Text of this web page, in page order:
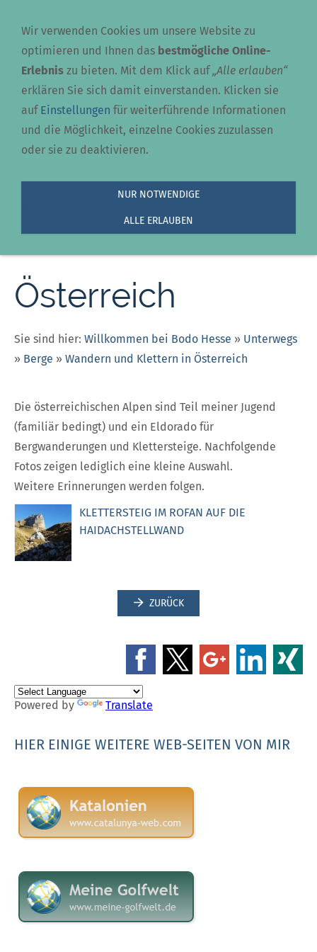
Wandern und
Klettern in
Österreich
Sie sind hier: Willkommen bei Bodo Hesse » Unterwegs
» Berge » Wandern und Klettern in Österreich
Die österreichischen Alpen sind Teil meiner Jugend
(familiär bedingt) und ein Eldorado für
Bergwanderungen und Klettersteige. Nachfolgende
Fotos zeigen lediglich eine kleine Auswahl.
Weitere Erinnerungen werden folgen.
KLETTERSTEIG IM ROFAN AUF DIE
HAIDACHSTELLWAND
ZURÜCK
Powered by Translate
HIER EINIGE WEITERE WEB-SEITEN VON MIR
Wir verwenden Cookies um unsere Website zu
optimieren und Ihnen das bestmögliche Online-
Erlebnis zu bieten. Mit dem Klick auf„Alle erlauben“
erklären Sie sich damit einverstanden. Klicken sie
auf Einstellungen für weiterführende Informationen
und die Möglichkeit, einzelne Cookies zuzulassen
oder sie zu deaktivieren.
NUR NOTWENDIGE
ALLE ERLAUBEN